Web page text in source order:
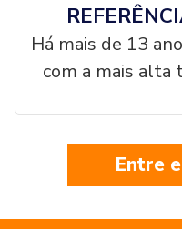
Há mais de 13
com a mais alta
Entre